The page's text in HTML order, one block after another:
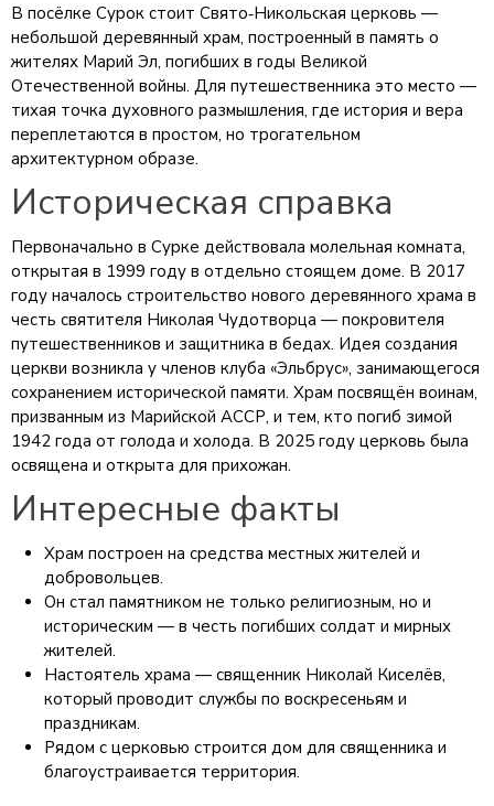
В посёлке Сурок стоит Свято‑Никольская церковь —
небольшой деревянный храм, построенный в память о
жителях Марий Эл, погибших в годы Великой
Отечественной войны. Для путешественника это место —
тихая точка духовного размышления, где история и вера
переплетаются в простом, но трогательном
архитектурном образе.
Историческая справка
Первоначально в Сурке действовала молельная комната,
открытая в 1999 году в отдельно стоящем доме. В 2017
году началось строительство нового деревянного храма в
честь святителя Николая Чудотворца — покровителя
путешественников и защитника в бедах. Идея создания
церкви возникла у членов клуба «Эльбрус», занимающегося
сохранением исторической памяти. Храм посвящён воинам,
призванным из Марийской АССР, и тем, кто погиб зимой
1942 года от голода и холода. В 2025 году церковь была
освящена и открыта для прихожан.
Интересные факты
Храм построен на средства местных жителей и
добровольцев.
Он стал памятником не только религиозным, но и
историческим — в честь погибших солдат и мирных
жителей.
Настоятель храма — священник Николай Киселёв,
который проводит службы по воскресеньям и
праздникам.
Рядом с церковью строится дом для священника и
благоустраивается территория.